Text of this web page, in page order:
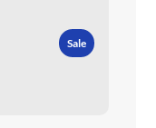
Sale